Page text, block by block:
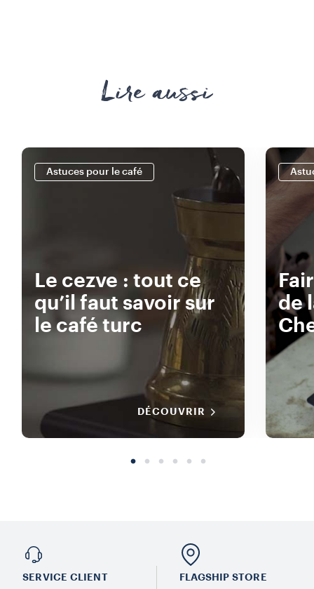
Lire aussi
Astuces pour le café
Le cezve : tout ce
qu’il faut savoir sur
le café turc
DÉCOUVRIR
de
SERVICE CLIENT FLAGSHIP STORE